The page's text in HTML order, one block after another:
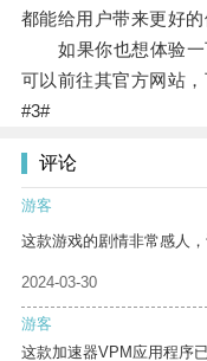
都能给用户带来更好的
如果你也想体验一
可以前往其官方网站，
#3#
评论
游客
这款游戏的剧情非常感人，
2024-03-30
游客
这款加速器VPM应用程序